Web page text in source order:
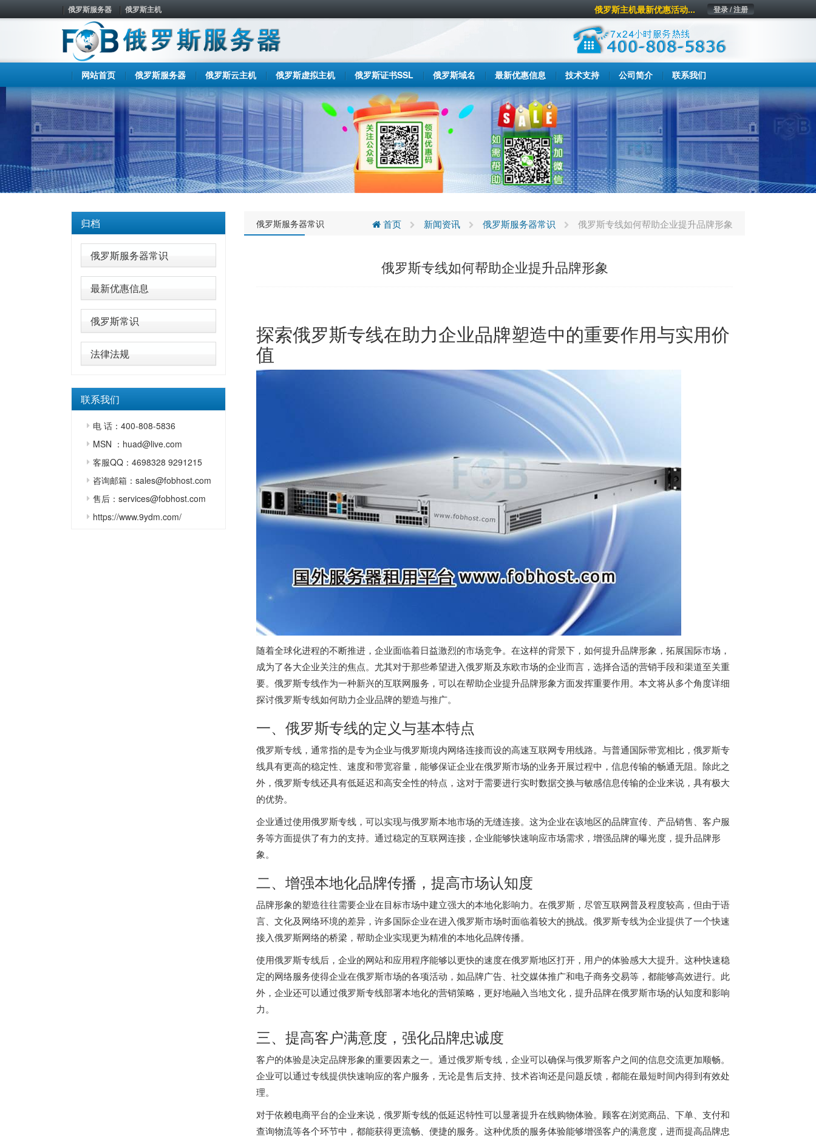
俄罗斯服务器 俄罗斯主机 登录 / 注册
俄罗斯主机最新优惠活动...
网站首页 俄罗斯服务器 俄罗斯云主机 俄罗斯虚拟主机 俄罗斯证书SSL 俄罗斯域名 最新优惠信息 技术支持 公司简介 联系我们
归档
俄罗斯服务器常识
最新优惠信息
俄罗斯常识
法律法规
联系我们
电 话：400-808-5836
MSN ：huad@live.com
客服QQ：4698328 9291215
咨询邮箱：sales@fobhost.com
售后：services@fobhost.com
https://www.9ydm.com/
俄罗斯服务器常识 首页 新闻资讯 俄罗斯服务器常识 俄罗斯专线如何帮助企业提升品牌形象
俄罗斯专线如何帮助企业提升品牌形象
探索俄罗斯专线在助力企业品牌塑造中的重要作用与实用价
值
随着全球化进程的不断推进，企业面临着日益激烈的市场竞争。在这样的背景下，如何提升品牌形象，拓展国际市场，
成为了各大企业关注的焦点。尤其对于那些希望进入俄罗斯及东欧市场的企业而言，选择合适的营销手段和渠道至关重
要。 俄罗斯专线作为一种新兴的互联网服务，可以在帮助企业提升品牌形象方面发挥重要作用。本文将从多个角度详细
探讨俄罗斯专线如何助力企业品牌的塑造与推广。
一、 俄罗斯专线的定义与基本特点
俄罗斯专线 ，通常指的是专为企业与俄罗斯境内网络连接而设的高速互联网专用线路。与普通国际带宽相比， 俄罗斯专
线具有更高的稳定性、速度和带宽容量，能够保证企业在俄罗斯市场的业务开展过程中，信息传输的畅通无阻。除此之
外， 俄罗斯专线还具有低延迟和高安全性的特点，这对于需要进行实时数据交换与敏感信息传输的企业来说，具有极大
的优势。
企业通过使用俄罗斯专线 ，可以实现与俄罗斯本地市场的无缝连接。这为企业在该地区的品牌宣传、产品销售、客户服
务等方面提供了有力的支持。通过稳定的互联网连接，企业能够快速响应市场需求，增强品牌的曝光度，提升品牌形
象。
二、增强本地化品牌传播，提高市场认知度
品牌形象的塑造往往需要企业在目标市场中建立强大的本地化影响力。在俄罗斯，尽管互联网普及程度较高，但由于语
言、文化及网络环境的差异，许多国际企业在进入俄罗斯市场时面临着较大的挑战。 俄罗斯专线为企业提供了一个快速
接入俄罗斯网络的桥梁，帮助企业实现更为精准的本地化品牌传播。
使用俄罗斯专线后，企业的网站和应用程序能够以更快的速度在俄罗斯地区打开，用户的体验感大大提升。这种快速稳
定的网络服务使得企业在俄罗斯市场的各项活动，如品牌广告、社交媒体推广和电子商务交易等，都能够高效进行。此
外，企业还可以通过俄罗斯专线部署本地化的营销策略，更好地融入当地文化，提升品牌在俄罗斯市场的认知度和影响
力。
三、提高客户满意度，强化品牌忠诚度
客户的体验是决定品牌形象的重要因素之一。通过俄罗斯专线 ，企业可以确保与俄罗斯客户之间的信息交流更加顺畅。
企业可以通过专线提供快速响应的客户服务，无论是售后支持、技术咨询还是问题反馈，都能在最短时间内得到有效处
理。
对于依赖电商平台的企业来说， 俄罗斯专线的低延迟特性可以显著提升在线购物体验。顾客在浏览商品、下单、支付和
查询物流等各个环节中，都能获得更流畅、便捷的服务。这种优质的服务体验能够增强客户的满意度，进而提高品牌忠